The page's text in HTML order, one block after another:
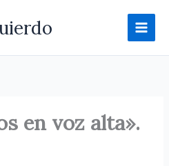
en voz alta».